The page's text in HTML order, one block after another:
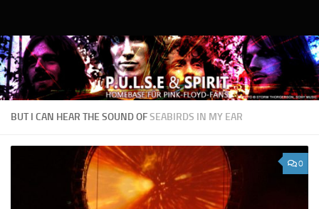
BUT I CAN HEAR THE SOUND OFSEABIRDS IN MY EAR
0